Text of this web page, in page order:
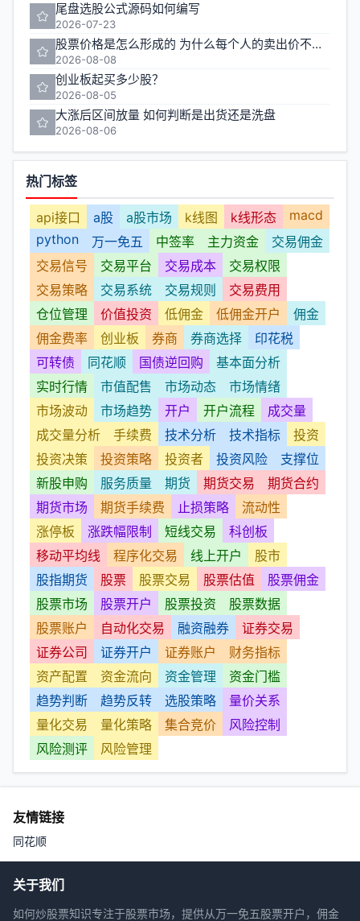
尾盘选股公式源码如何编写
2026-07-23
股票价格是怎么形成的 为什么每个人的卖出价不一样
2026-08-08
创业板起买多少股？
2026-08-05
大涨后区间放量 如何判断是出货还是洗盘
2026-08-06
热门标签
api接口 a股 a股市场 k线图 k线形态
macd
python
万一免五 中签率 主力资金
交易佣金
交易信号
交易平台 交易成本
交易权限
交易策略
交易系统 交易规则
交易费用
仓位管理
价值投资 低佣金 低佣金开户
佣金
佣金费率
创业板 券商 券商选择
印花税
可转债
同花顺 国债逆回购
基本面分析
实时行情
市值配售 市场动态
市场情绪
市场波动
市场趋势 开户 开户流程
成交量
成交量分析
手续费 技术分析 技术指标
投资
投资决策
投资策略 投资者 投资风险
支撑位
新股申购
服务质量 期货 期货交易
期货合约
期货市场
期货手续费 止损策略
流动性
涨停板
涨跌幅限制 短线交易
科创板
移动平均线
程序化交易 线上开户
股市
股指期货
股票 股票交易 股票估值
股票佣金
股票市场
股票开户 股票投资
股票数据
股票账户
自动化交易 融资融券
证券交易
证券公司
证券开户 证券账户
财务指标
资产配置
资金流向 资金管理
资金门槛
趋势判断
趋势反转 选股策略
量价关系
量化交易
量化策略 集合竞价
风险控制
风险测评
风险管理
友情链接
同花顺
关于我们
如何炒股票知识专注于股票市场，提供从万一免五股票开户，佣金